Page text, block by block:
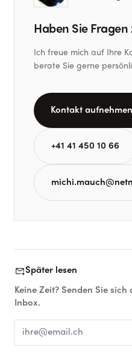
Haben Sie Fragen
Ich freue mich auf Ihre
berate Sie gerne
Kontakt aufnehmen
+41 41 450 10 66
forward_to_inboxSpäter lesen
Keine Zeit? Senden Sie
Inbox.